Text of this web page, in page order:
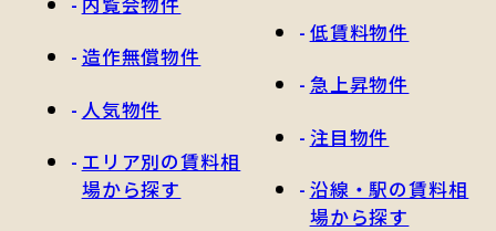
造作無償物件
人気物件
エリア別の賃料相
場から探す
低賃料物件
急上昇物件
注目物件
沿線・駅の賃料相
場から探す